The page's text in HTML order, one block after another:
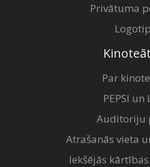
Privātuma
Par
PEPSI un
Auditoriju
Atrašanās vieta
Iekšējās